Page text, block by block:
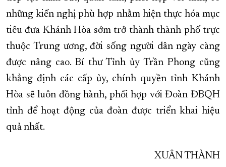
những kiến nghị phù hợp nhằm hiện thực hóa mục
tiêu đưa Khánh Hòa sớm trở thành thành phố trực
thuộc Trung ương, đời sống người dân ngày càng
được nâng cao. Bí thư Tỉnh ủy Trần Phong cũng
khẳng định các cấp ủy, chính quyền tỉnh Khánh
Hòa sẽ luôn đồng hành, phối hợp với Đoàn ĐBQH
tỉnh để hoạt động của đoàn được triển khai hiệu
quả nhất.
XUÂN THÀNH